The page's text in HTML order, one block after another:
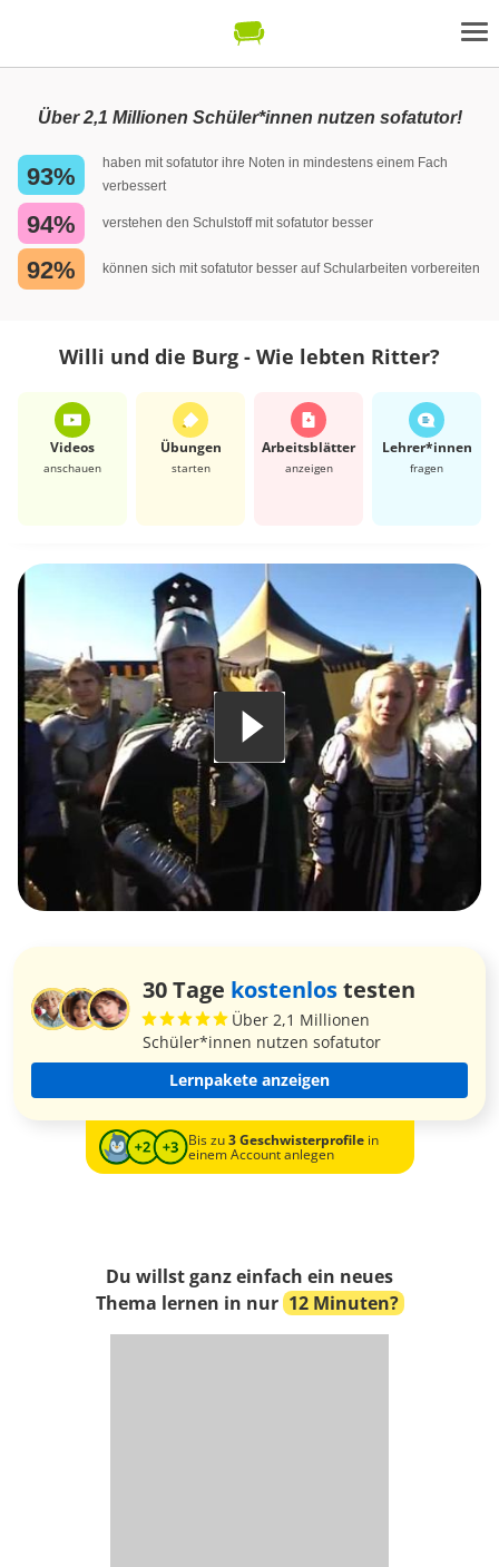
Über 2,1 Millionen Schüler*innen nutzen sofatutor!
93%
haben mit sofatutor ihre Noten in mindestens einem Fach
verbessert
94% verstehen den Schulstoff mit sofatutor besser
92% können sich mit sofatutor besser auf Schularbeiten vorbereiten
Willi und die Burg - Wie lebten Ritter?
Videos
anschauen
Übungen
starten
Arbeits­blätter
anzeigen
Lehrer*​innen
fragen
30 Tage kostenlostesten
Über 2,1 Millionen
Schüler*innen nutzen sofatutor
Lernpakete anzeigen
Bis zu3 Geschwisterprofilein
einem Account anlegen
Du willst ganz einfach ein neues
Thema lernen in nur 12 Minuten?